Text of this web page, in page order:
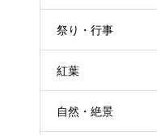
祭り・行事
紅葉
自然・絶景